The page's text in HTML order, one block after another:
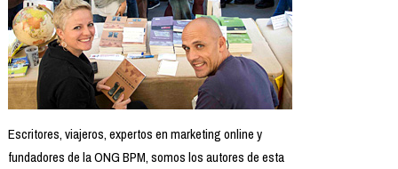
Escritores, viajeros, expertos en marketing online y
fundadores de la ONG BPM, somos los autores de esta